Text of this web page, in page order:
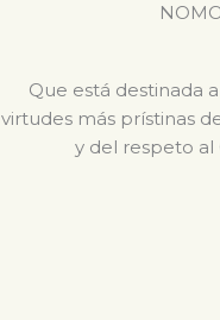
Que está destinada
virtudes más prístinas
y del respeto al